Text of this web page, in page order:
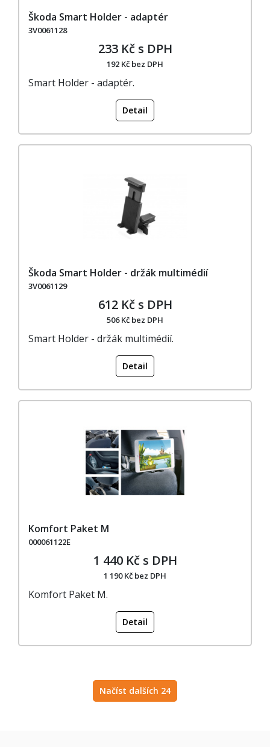
Škoda Smart Holder - adaptér
3V0061128
233 Kč s DPH
192 Kč bez DPH
Smart Holder - adaptér.
Detail
Škoda Smart Holder - držák multimédií
3V0061129
612 Kč s DPH
506 Kč bez DPH
Smart Holder - držák multimédií.
Detail
Komfort Paket M
000061122E
1 440 Kč s DPH
1 190 Kč bez DPH
Komfort Paket M.
Detail
Načíst dalších 24